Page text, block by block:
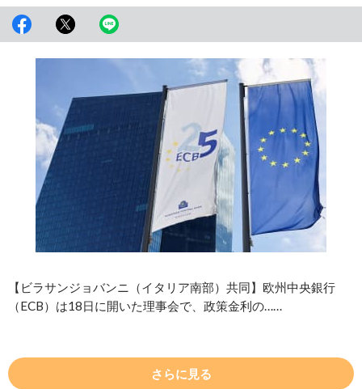
【ビラサンジョバンニ（イタリア南部）共同】欧州中央銀行
（ECB）は18日に開いた理事会で、政策金利の……
さらに見る